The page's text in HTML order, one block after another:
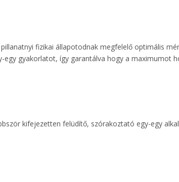
fizikai állapotodnak megfelelő optimális
gyakorlatot, így garantálva hogy a maximumot
kifejezetten felüdítő, szórakoztató egy-egy